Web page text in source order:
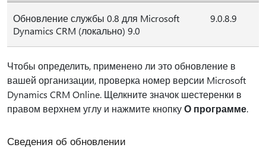
Обновление службы 0.8 для Microsoft
Dynamics CRM (локально) 9.0
9.0.8.9
Чтобы определить, применено ли это обновление в
вашей организации, проверка номер версии Microsoft
Dynamics CRM Online. Щелкните значок шестеренки в
правом верхнем углу и нажмите кнопкуО программе.
Сведения об обновлении